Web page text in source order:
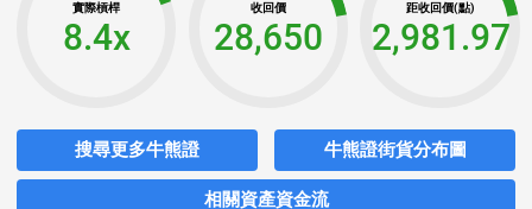
實際槓桿
8.4x
收回價
28,650
距收回價(點)
2,981.97
搜尋更多牛熊證 牛熊證街貨分布圖
相關資產資金流